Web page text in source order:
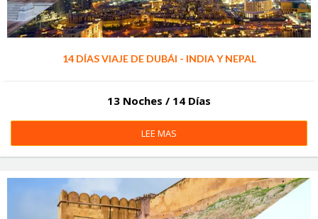
14 DÍAS VIAJE DE DUBÁI - INDIA Y NEPAL
13 Noches / 14 Días
LEE MAS